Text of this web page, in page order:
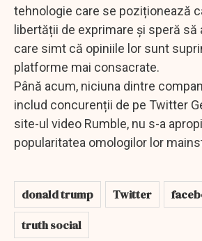
tehnologie care se poziționează
libertății de exprimare și speră să
care simt că opiniile lor sunt
platforme mai consacrate.
Până acum, niciuna dintre
includ concurenții de pe Twitter
site-ul video Rumble, nu s-a
popularitatea omologilor lor
donald trump Twitter
truth social